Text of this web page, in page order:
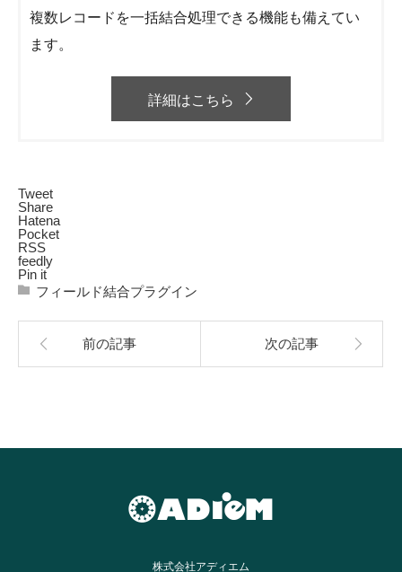
複数レコードを一括結合処理できる機能も備えてい
ます。
詳細はこちら
Tweet
Share
Hatena
Pocket
RSS
feedly
Pin it
フィールド結合プラグイン
前の記事 次の記事
株式会社アディエム